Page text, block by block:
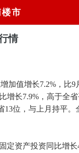
市
情
加值增长7.2%，比9
增长7.9%，高于全
13位，与上月持平。
资产投资同比增长